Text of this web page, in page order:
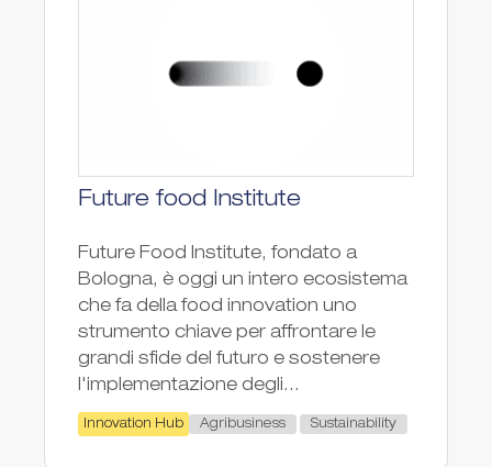
Future food Institute
Future Food Institute, fondato a
Bologna, è oggi un intero ecosistema
che fa della food innovation uno
strumento chiave per affrontare le
grandi sfide del futuro e sostenere
l'implementazione degli...
Innovation Hub Agribusiness Sustainability